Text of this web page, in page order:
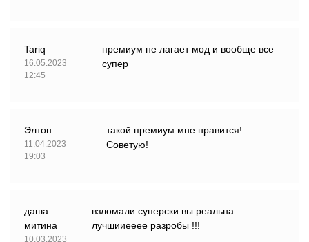
Tariq
16.05.2023
12:45
премиум не лагает мод и вообще все
супер
Элтон
11.04.2023
19:03
такой премиум мне нравится!
Советую!
даша
митина
10.03.2023
взломали суперски вы реальна
лучшииееее разробы !!!